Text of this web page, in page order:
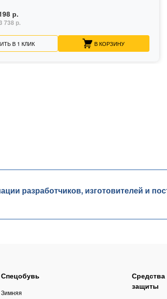
р.
738 р.
В 1 КЛИК В КОРЗИНУ
разработчиков, изготовителей и
Спецобувь
Зимняя
защиты